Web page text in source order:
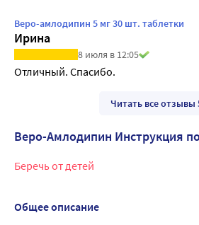
Веро-амлодипин 5 мг 30 шт. таблетки
Ирина
8 июля в 12:05
Отличный. Спасибо.
Читать все отзывы
Веро-Амлодипин Инструкция
Беречь от детей
Общее описание